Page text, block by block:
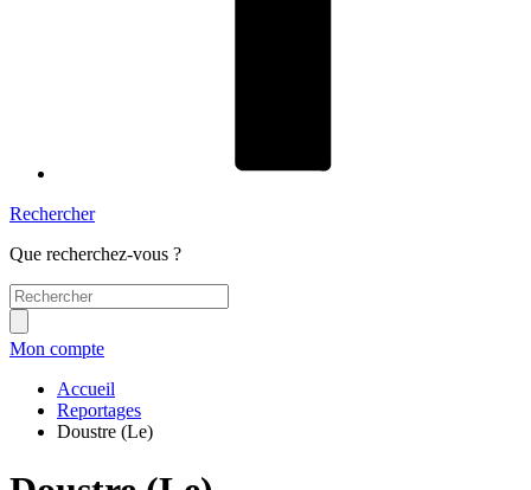
Rechercher
Que recherchez-vous ?
Mon compte
Accueil
Reportages
Doustre (Le)